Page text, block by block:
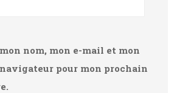
nom, mon e-mail et mon
pour mon prochain